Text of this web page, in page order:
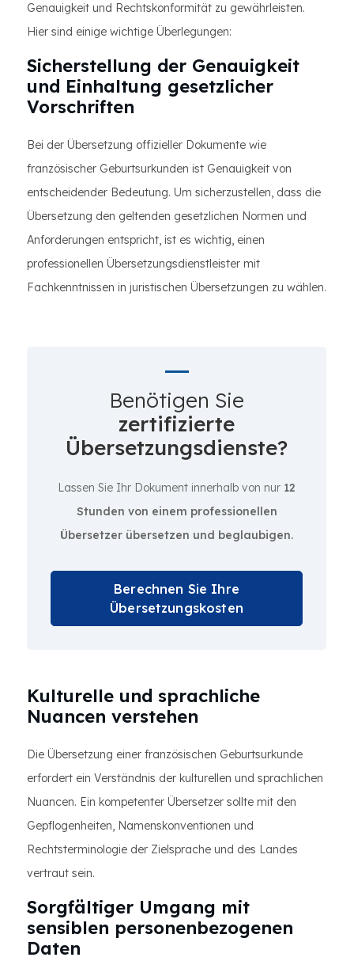
Genauigkeit und Rechtskonformität zu gewährleisten.
Hier sind einige wichtige Überlegungen:
Sicherstellung der Genauigkeit
und Einhaltung gesetzlicher
Vorschriften
Bei der Übersetzung offizieller Dokumente wie
französischer Geburtsurkunden ist Genauigkeit von
entscheidender Bedeutung. Um sicherzustellen, dass die
Übersetzung den geltenden gesetzlichen Normen und
Anforderungen entspricht, ist es wichtig, einen
professionellen Übersetzungsdienstleister mit
Fachkenntnissen in juristischen Übersetzungen zu wählen.
Benötigen Sie
zertifizierte
Übersetzungsdienste?
Lassen Sie Ihr Dokument innerhalb von nur 12
Stunden von einem professionellen
Übersetzer übersetzen und beglaubigen.
Berechnen Sie Ihre
Übersetzungskosten
Kulturelle und sprachliche
Nuancen verstehen
Die Übersetzung einer französischen Geburtsurkunde
erfordert ein Verständnis der kulturellen und sprachlichen
Nuancen. Ein kompetenter Übersetzer sollte mit den
Gepflogenheiten, Namenskonventionen und
Rechtsterminologie der Zielsprache und des Landes
vertraut sein.
Sorgfältiger Umgang mit
sensiblen personenbezogenen
Daten